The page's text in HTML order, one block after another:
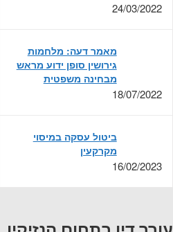
24/03/2022
מאמר דעה: מלחמות
גירושין סופן ידוע מראש
מבחינה משפטית
18/07/2022
ביטול עסקה במיסוי
מקרקעין
16/02/2023